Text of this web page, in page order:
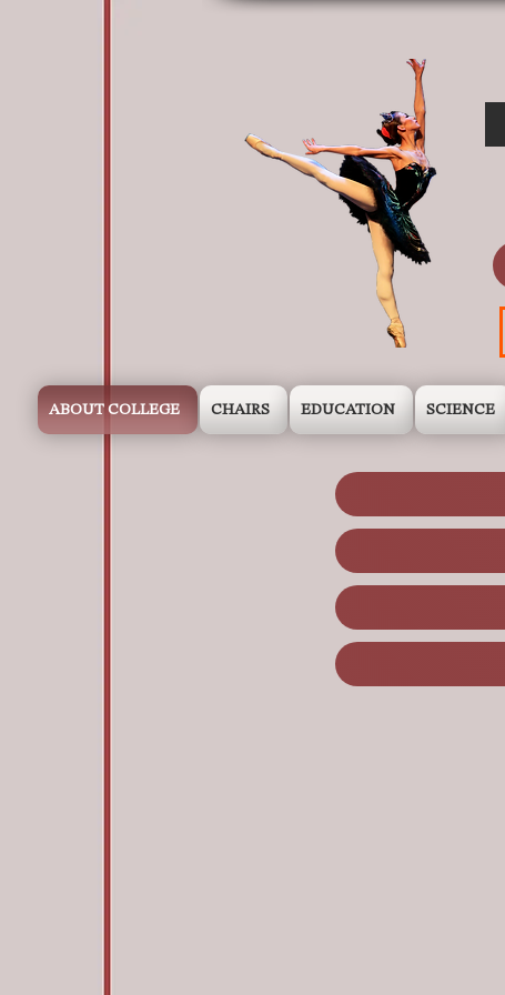
ABOUT COLLEGE CHAIRS EDUCATION SCIENCE